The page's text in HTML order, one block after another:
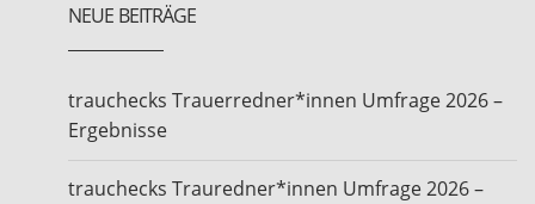
NEUE BEITRÄGE
trauchecks Trauerredner*innen Umfrage 2026 –
Ergebnisse
trauchecks Trauredner*innen Umfrage 2026 –